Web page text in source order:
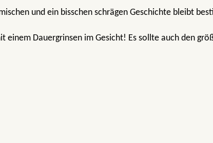
und ein bisschen schrägen Geschichte bleibt
einem Dauergrinsen im Gesicht! Es sollte auch den